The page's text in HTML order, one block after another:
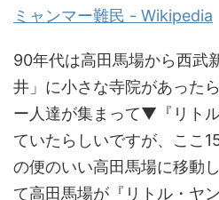
ミャンマー難民 - Wikipedia
90年代は高田馬場から西武
井」に小さな寺院があった
ー人達が集まって▼『リト
ていたらしいですが、ここ
の便のいい高田馬場に移動
て高田馬場が『リトル・ヤ